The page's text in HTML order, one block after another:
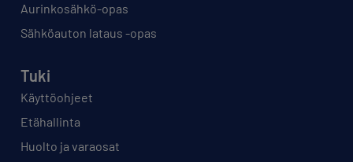
Aurinkosähkö-opas
Sähköauton lataus -opas
Tuki
Käyttöohjeet
Etähallinta
Huolto ja varaosat